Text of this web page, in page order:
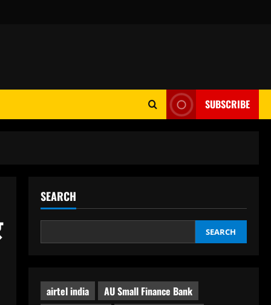
SUBSCRIBE
SEARCH
SEARCH
airtel india
AU Small Finance Bank